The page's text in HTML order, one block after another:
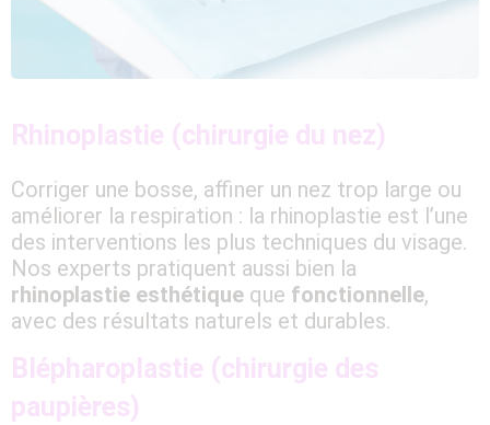
Rhinoplastie (chirurgie du nez)
Corriger une bosse, affiner un nez trop large ou
améliorer la respiration : la rhinoplastie est l’une
des interventions les plus techniques du visage.
Nos experts pratiquent aussi bien la
rhinoplastie esthétique que fonctionnelle,
avec des résultats naturels et durables.
Blépharoplastie (chirurgie des
paupières)